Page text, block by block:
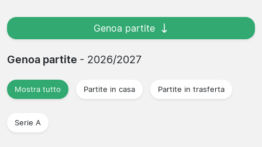
Genoa partite
Genoa partite - 2026/2027
Mostra tutto Partite in casa Partite in trasferta
Serie A